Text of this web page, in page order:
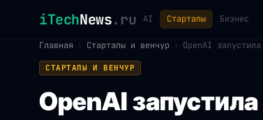
iTechNews.ru AI Стартапы Бизнес
Главная
› Стартапы и венчур › OpenAI
СТАРТАПЫ И ВЕНЧУР
OpenAI